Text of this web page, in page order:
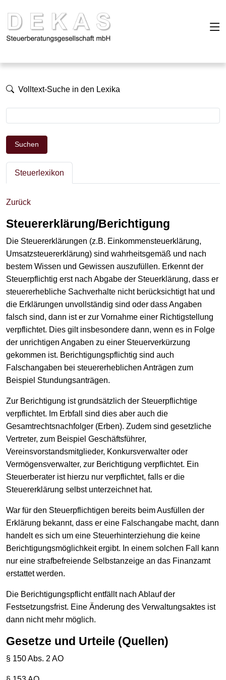
Volltext-Suche in den Lexika
Suchen
Steuerlexikon
Zurück
Steuererklärung/Berichtigung
Die Steuererklärungen (z.B. Einkommensteuerklärung,
Umsatzsteuererklärung) sind wahrheitsgemäß und nach
bestem Wissen und Gewissen auszufüllen. Erkennt der
Steuerpflichtig erst nach Abgabe der Steuerklärung, dass er
steuererhebliche Sachverhalte nicht berücksichtigt hat und
die Erklärungen unvollständig sind oder dass Angaben
falsch sind, dann ist er zur Vornahme einer Richtigstellung
verpflichtet. Dies gilt insbesondere dann, wenn es in Folge
der unrichtigen Angaben zu einer Steuerverkürzung
gekommen ist. Berichtigungspflichtig sind auch
Falschangaben bei steuererheblichen Anträgen zum
Beispiel Stundungsanträgen.
Zur Berichtigung ist grundsätzlich der Steuerpflichtige
verpflichtet. Im Erbfall sind dies aber auch die
Gesamtrechtsnachfolger (Erben). Zudem sind gesetzliche
Vertreter, zum Beispiel Geschäftsführer,
Vereinsvorstandsmitglieder, Konkursverwalter oder
Vermögensverwalter, zur Berichtigung verpflichtet. Ein
Steuerberater ist hierzu nur verpflichtet, falls er die
Steuererklärung selbst unterzeichnet hat.
War für den Steuerpflichtigen bereits beim Ausfüllen der
Erklärung bekannt, dass er eine Falschangabe macht, dann
handelt es sich um eine Steuerhinterziehung die keine
Berichtigungsmöglichkeit ergibt. In einem solchen Fall kann
nur eine strafbefreiende Selbstanzeige an das Finanzamt
erstattet werden.
Die Berichtigungspflicht entfällt nach Ablauf der
Festsetzungsfrist. Eine Änderung des Verwaltungsaktes ist
dann nicht mehr möglich.
Gesetze und Urteile (Quellen)
§ 150 Abs. 2 AO